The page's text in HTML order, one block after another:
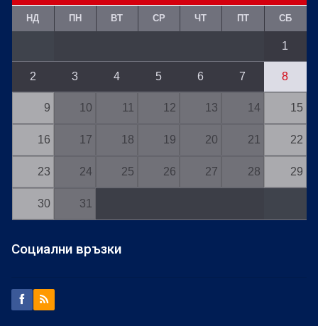
НД ПН ВТ СР ЧТ ПТ СБ
1
2 3 4 5 6 7 8
9 10 11 12 13 14 15
16 17 18 19 20 21 22
23 24 25 26 27 28 29
30 31
Социални връзки